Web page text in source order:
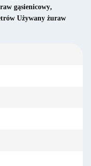
gąsienicowy,
Używany żuraw